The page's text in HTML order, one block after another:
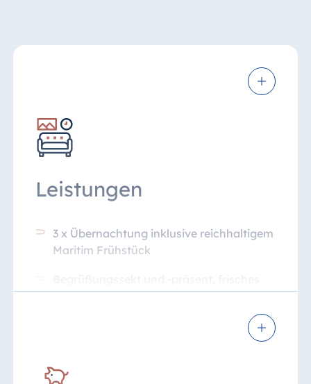
Leistungen
3 x Übernachtung inklusive reichhaltigem
Maritim Frühstück
Obst
Küchenteam köstliche Speisen zum